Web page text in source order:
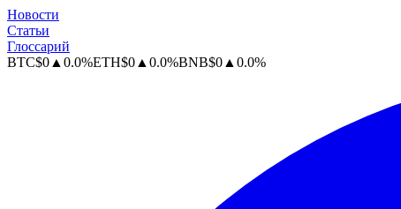
Новости
Статьи
Глоссарий
BTC$0 ▲ 0.0%ETH$0 ▲ 0.0%BNB$0 ▲ 0.0%